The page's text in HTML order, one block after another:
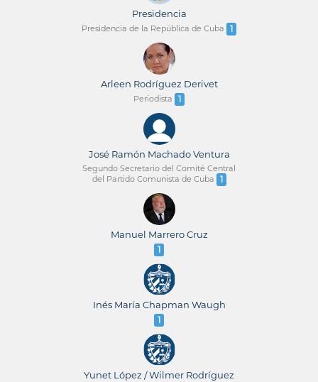
Presidencia
Presidencia de la República de Cuba 1
Arleen Rodríguez Derivet
Periodista 1
José Ramón Machado Ventura
Segundo Secretario del Comité Central
del Partido Comunista de Cuba
1
Manuel Marrero Cruz
1
Inés María Chapman Waugh
1
Yunet López / Wilmer Rodríguez